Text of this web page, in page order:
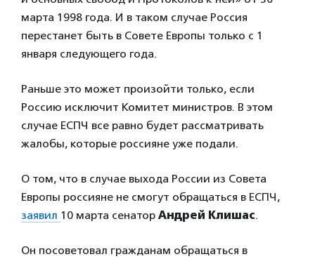
марта 1998 года. И в таком случае Россия
перестанет быть в Совете Европы только с 1
января следующего года.
Раньше это может произойти только, если
Россию исключит Комитет министров. В этом
случае ЕСПЧ все равно будет рассматривать
жалобы, которые россияне уже подали.
О том, что в случае выхода России из Совета
Европы россияне не смогут обращаться в ЕСПЧ,
заявил 10 марта сенатор Андрей Клишас.
Он посоветовал гражданам обращаться в